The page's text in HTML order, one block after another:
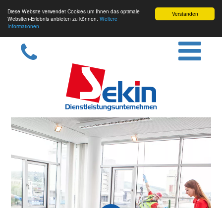
Verstanden
Diese Website verwendet Cookies um Ihnen das optimale
Websiten-Erlebnis anbieten zu können. Weitere
Informationen